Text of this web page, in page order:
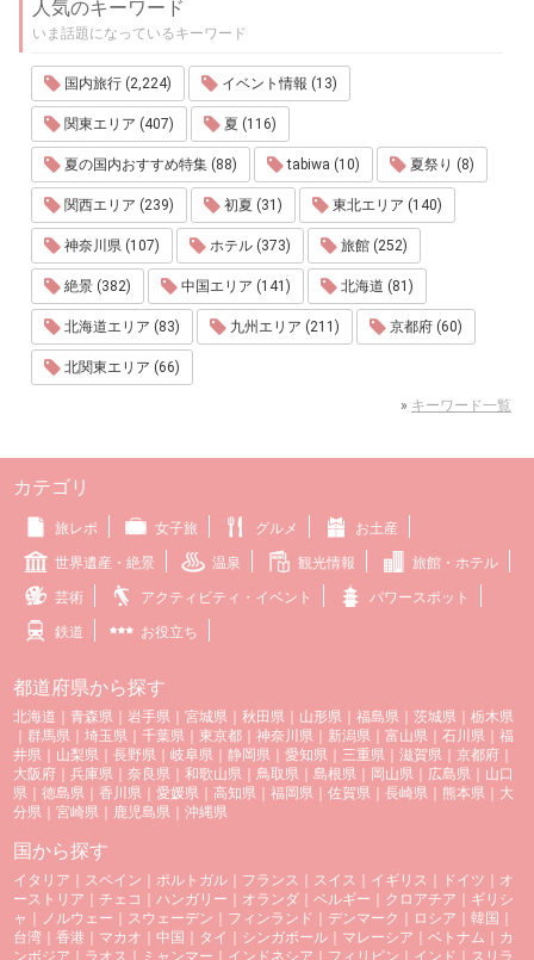
人気のキーワード
いま話題になっているキーワード
国内旅行 (2,224) イベント情報 (13)
関東エリア (407) 夏 (116)
夏の国内おすすめ特集 (88) tabiwa (10) 夏祭り (8)
関西エリア (239) 初夏 (31) 東北エリア (140)
神奈川県 (107) ホテル (373) 旅館 (252)
絶景 (382) 中国エリア (141) 北海道 (81)
北海道エリア (83) 九州エリア (211) 京都府 (60)
北関東エリア (66)
» キーワード一覧
カテゴリ
旅レポ 女子旅 グルメ お土産
世界遺産・絶景 温泉 観光情報 旅館・ホテル
芸術 アクティビティ・イベント パワースポット
鉄道 お役立ち
都道府県から探す
北海道 ｜青森県 ｜岩手県 ｜宮城県 ｜秋田県 山形県 ｜福島県 ｜茨城県 ｜栃木県
群馬県 ｜埼玉県 ｜千葉県 東京都 ｜神奈川県 新潟県 ｜富山県 ｜石川県 ｜福
井県
山梨県 ｜長野県 ｜岐阜県 静岡県 ｜愛知県 三重県 ｜滋賀県 ｜京都府
大阪府 ｜兵庫県 ｜奈良県 ｜和歌山県 ｜鳥取県 ｜島根県 岡山県 広島県
山口
県 ｜徳島県 ｜香川県 ｜愛媛県 ｜高知県 ｜福岡県 ｜佐賀県 ｜長崎県 熊本県
大
分県 ｜宮崎県 鹿児島県 ｜沖縄県
国から探す
イタリア スペイン ｜ポルトガル フランス スイス イギリス ドイツ
オ
ーストリア ｜チェコ ｜ハンガリー オランダ ｜ベルギー クロアチア
ギリシ
ャ
ノルウェー スウェーデン フィンランド デンマーク ロシア ｜韓国
台湾 ｜香港 マカオ ｜中国 タイ シンガポール マレーシア ｜ベトナム
カ
ンボジア
ラオス ミャンマー インドネシア フィリピン インド スリラ